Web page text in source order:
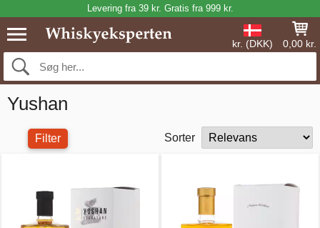
Levering fra 39 kr. Gratis fra 999 kr.
kr. (DKK) 0,00 kr.
Yushan
Filter Sorter